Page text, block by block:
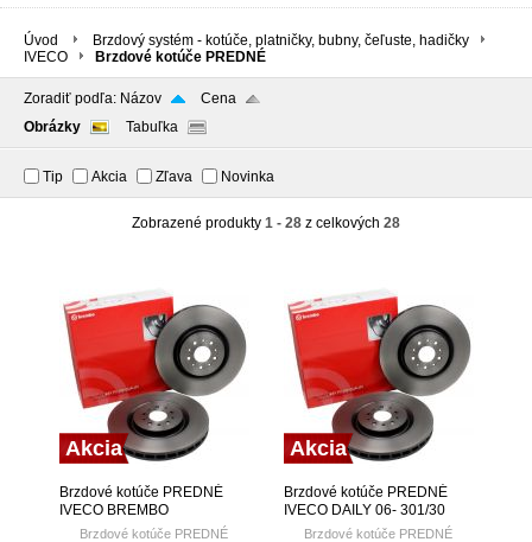
Úvod
Brzdový systém - kotúče, platničky, bubny, čeľuste, hadičky
IVECO
Brzdové kotúče PREDNÉ
Zoradiť podľa: Názov
Cena
Obrázky
Tabuľka
Tip Akcia Zľava Novinka
Zobrazené produkty 1 - 28 z celkových 28
Akcia
Brzdové kotúče PREDNÉ
IVECO BREMBO
Brzdové kotúče PREDNÉ
Akcia
Brzdové kotúče PREDNÉ
IVECO DAILY 06- 301/30
BREMBO
Brzdové kotúče PREDNÉ